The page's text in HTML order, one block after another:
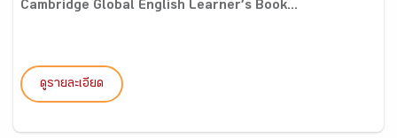
Cambridge Global English Learner’s Book...
ดูรายละเอียด